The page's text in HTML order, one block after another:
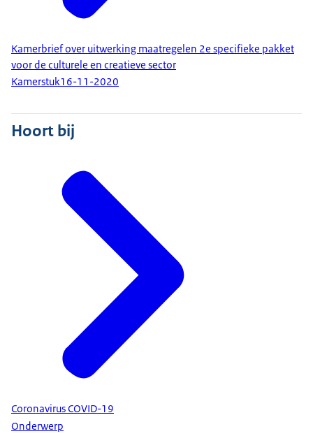
Kamerbrief over uitwerking maatregelen 2e specifieke pakket
voor de culturele en creatieve sector
Kamerstuk16-11-2020
Hoort bij
Coronavirus COVID-19
Onderwerp